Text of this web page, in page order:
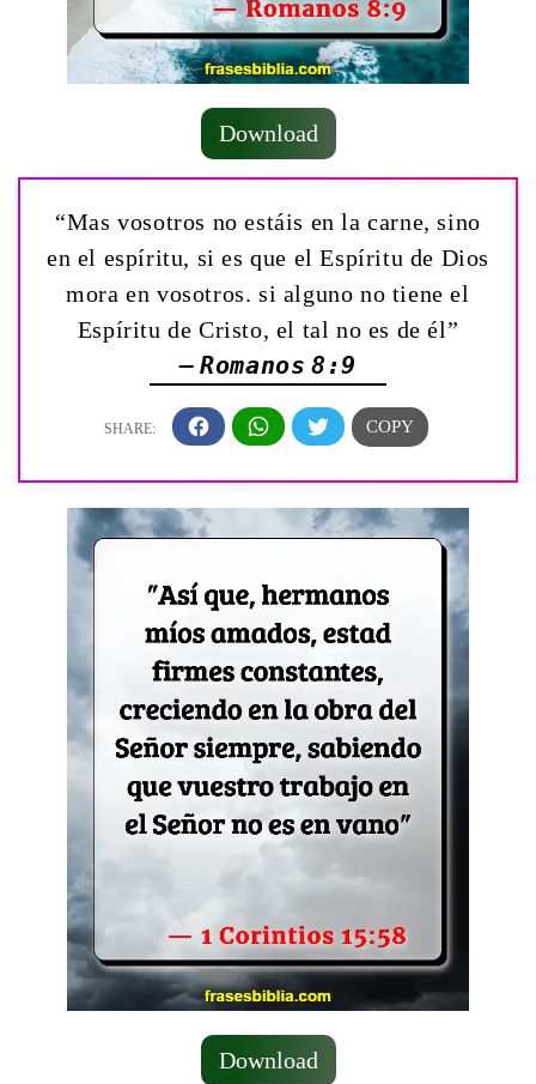
Download
“Mas vosotros no estáis en la carne, sino
en el espíritu, si es que el Espíritu de Dios
mora en vosotros. si alguno no tiene el
Espíritu de Cristo, el tal no es de él”
— Romanos 8:9
Download